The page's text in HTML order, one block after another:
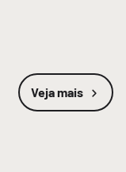
Veja mais